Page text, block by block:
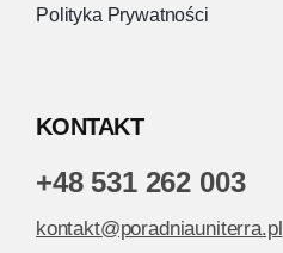
Polityka Prywatności
KONTAKT
+48 531 262 003
kontakt@poradniauniterra.pl